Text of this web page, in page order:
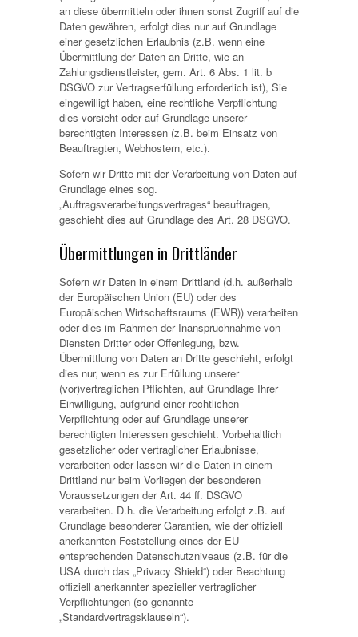
an diese übermitteln oder ihnen sonst Zugriff auf die
Daten gewähren, erfolgt dies nur auf Grundlage
einer gesetzlichen Erlaubnis (z.B. wenn eine
Übermittlung der Daten an Dritte, wie an
Zahlungsdienstleister, gem. Art. 6 Abs. 1 lit. b
DSGVO zur Vertragserfüllung erforderlich ist), Sie
eingewilligt haben, eine rechtliche Verpflichtung
dies vorsieht oder auf Grundlage unserer
berechtigten Interessen (z.B. beim Einsatz von
Beauftragten, Webhostern, etc.).
Sofern wir Dritte mit der Verarbeitung von Daten auf
Grundlage eines sog.
„Auftragsverarbeitungsvertrages“ beauftragen,
geschieht dies auf Grundlage des Art. 28 DSGVO.
Übermittlungen in Drittländer
Sofern wir Daten in einem Drittland (d.h. außerhalb
der Europäischen Union (EU) oder des
Europäischen Wirtschaftsraums (EWR)) verarbeiten
oder dies im Rahmen der Inanspruchnahme von
Diensten Dritter oder Offenlegung, bzw.
Übermittlung von Daten an Dritte geschieht, erfolgt
dies nur, wenn es zur Erfüllung unserer
(vor)vertraglichen Pflichten, auf Grundlage Ihrer
Einwilligung, aufgrund einer rechtlichen
Verpflichtung oder auf Grundlage unserer
berechtigten Interessen geschieht. Vorbehaltlich
gesetzlicher oder vertraglicher Erlaubnisse,
verarbeiten oder lassen wir die Daten in einem
Drittland nur beim Vorliegen der besonderen
Voraussetzungen der Art. 44 ff. DSGVO
verarbeiten. D.h. die Verarbeitung erfolgt z.B. auf
Grundlage besonderer Garantien, wie der offiziell
anerkannten Feststellung eines der EU
entsprechenden Datenschutzniveaus (z.B. für die
USA durch das „Privacy Shield“) oder Beachtung
offiziell anerkannter spezieller vertraglicher
Verpflichtungen (so genannte
„Standardvertragsklauseln“).